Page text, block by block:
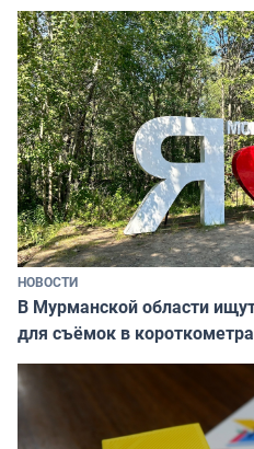
НОВОСТИ
В Мурманской области
для съёмок в